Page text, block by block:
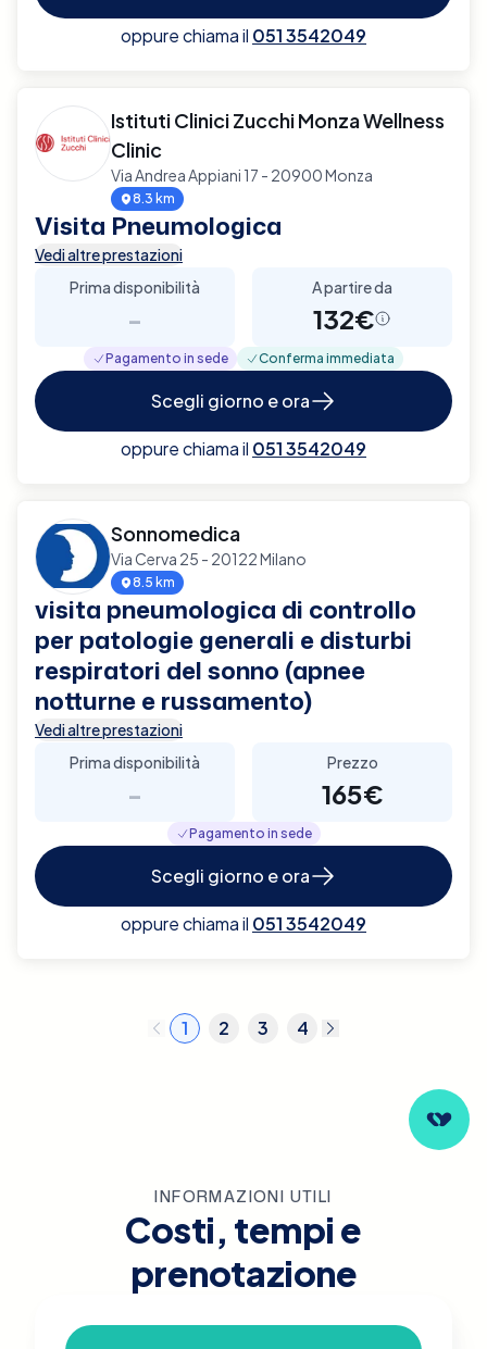
oppure chiama il 051 3542049
Istituti Clinici Zucchi Monza Wellness
Clinic
Via Andrea Appiani 17 - 20900 Monza
8.3 km
Visita Pneumologica
Vedi altre prestazioni
Prima disponibilità
-
A partire da
132€
Pagamento in sede Conferma immediata
Scegli giorno e ora
oppure chiama il 051 3542049
Sonnomedica
Via Cerva 25 - 20122 Milano
8.5 km
visita pneumologica di controllo
per patologie generali e disturbi
respiratori del sonno (apnee
notturne e russamento)
Vedi altre prestazioni
Prima disponibilità
-
Prezzo
165€
Pagamento in sede
Scegli giorno e ora
oppure chiama il 051 3542049
1 2 3 4
INFORMAZIONI UTILI
Costi, tempi e
prenotazione